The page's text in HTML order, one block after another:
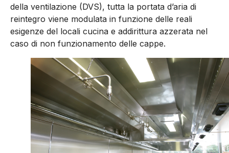
della ventilazione (DVS), tutta la portata d’aria di
reintegro viene modulata in funzione delle reali
esigenze del locali cucina e addirittura azzerata nel
caso di non funzionamento delle cappe.